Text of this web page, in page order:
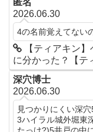
匿名
2026.06.30
4の名前覚えてない
【ティアキン
に分かった？【テ
深穴博士
2026.06.30
見つかりにくい深
3ハイラル城外堀東
たっけ?)5井戸の中